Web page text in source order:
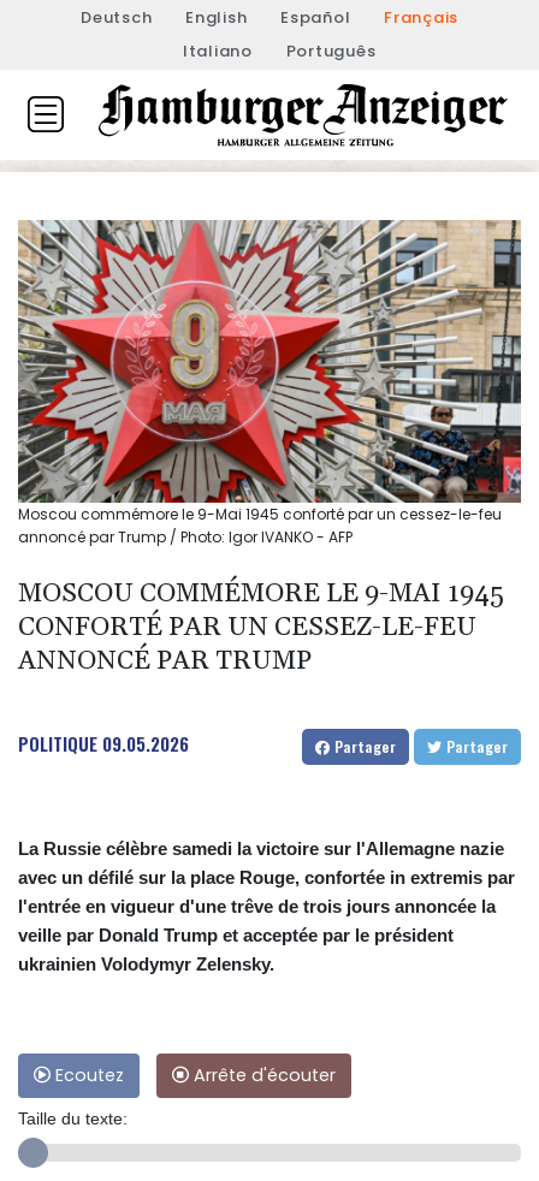
Deutsch English Español
Français
Italiano
Português
Moscou commémore le 9-Mai 1945 conforté par un cessez-le-feu
annoncé par Trump / Photo: Igor IVANKO - AFP
MOSCOU COMMÉMORE LE 9-MAI 1945
CONFORTÉ PAR UN CESSEZ-LE-FEU
ANNONCÉ PAR TRUMP
POLITIQUE 09.05.2026 Partager Partager
La Russie célèbre samedi la victoire sur l'Allemagne nazie
avec un défilé sur la place Rouge, confortée in extremis par
l'entrée en vigueur d'une trêve de trois jours annoncée la
veille par Donald Trump et acceptée par le président
ukrainien Volodymyr Zelensky.
Ecoutez Arrête d'écouter
Taille du texte: